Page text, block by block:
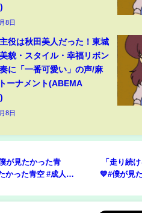
8日
役は秋田美人だった！東城
貌・スタイル・幸福リボン
に「一番可愛い」の声/麻
ーナメント(ABEMA
8日
が見たかった青
かった青空 #成人式
「走り続
💙#僕が見